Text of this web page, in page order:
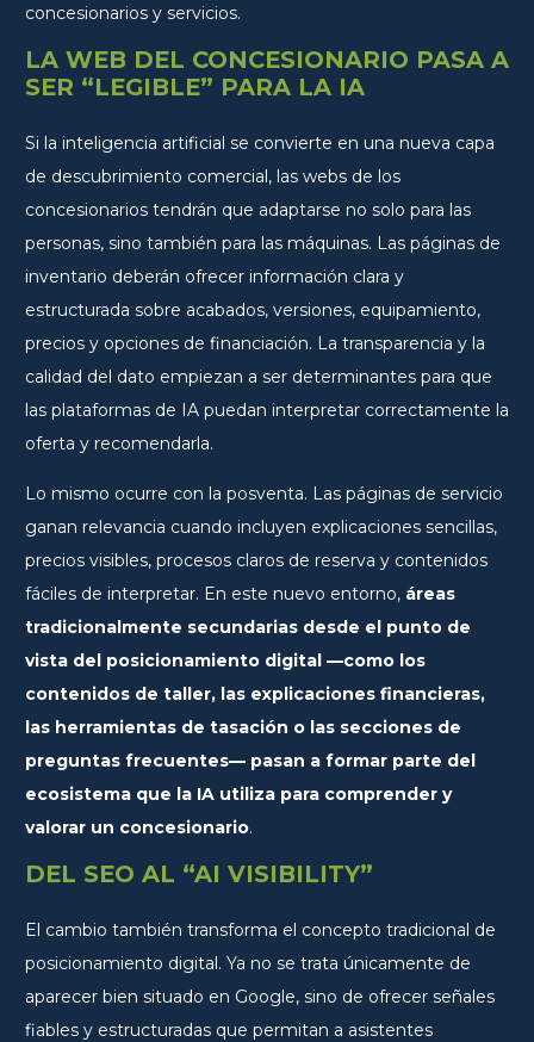
concesionarios y servicios.
LA WEB DEL CONCESIONARIO PASA A
SER “LEGIBLE” PARA LA IA
Si la inteligencia artificial se convierte en una nueva capa
de descubrimiento comercial, las webs de los
concesionarios tendrán que adaptarse no solo para las
personas, sino también para las máquinas. Las páginas de
inventario deberán ofrecer información clara y
estructurada sobre acabados, versiones, equipamiento,
precios y opciones de financiación. La transparencia y la
calidad del dato empiezan a ser determinantes para que
las plataformas de IA puedan interpretar correctamente la
oferta y recomendarla.
Lo mismo ocurre con la posventa. Las páginas de servicio
ganan relevancia cuando incluyen explicaciones sencillas,
precios visibles, procesos claros de reserva y contenidos
fáciles de interpretar. En este nuevo entorno, áreas
tradicionalmente secundarias desde el punto de
vista del posicionamiento digital —como los
contenidos de taller, las explicaciones financieras,
las herramientas de tasación o las secciones de
preguntas frecuentes— pasan a formar parte del
ecosistema que la IA utiliza para comprender y
valorar un concesionario.
DEL SEO AL “AI VISIBILITY”
El cambio también transforma el concepto tradicional de
posicionamiento digital. Ya no se trata únicamente de
aparecer bien situado en Google, sino de ofrecer señales
fiables y estructuradas que permitan a asistentes